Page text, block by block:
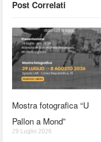
Post Correlati
Mostra fotografica “U
Pallon a Mond”
29 Luglio 2026